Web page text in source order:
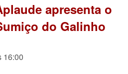
apresenta o
do Galinho
16:00